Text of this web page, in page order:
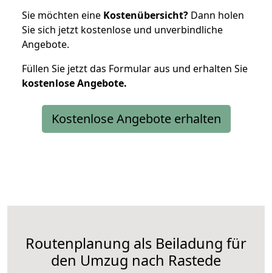
Sie möchten eine Kostenübersicht? Dann holen
Sie sich jetzt kostenlose und unverbindliche
Angebote.
Füllen Sie jetzt das Formular aus und erhalten Sie
kostenloseAngebote.
Kostenlose Angebote erhalten
Routenplanung als Beiladung für
den Umzug nach Rastede